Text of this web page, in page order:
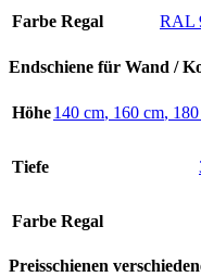
Farbe Regal RAL
Endschiene für Wand /
Höhe140 cm, 160 cm,
Tiefe
Farbe Regal
Preisschienen